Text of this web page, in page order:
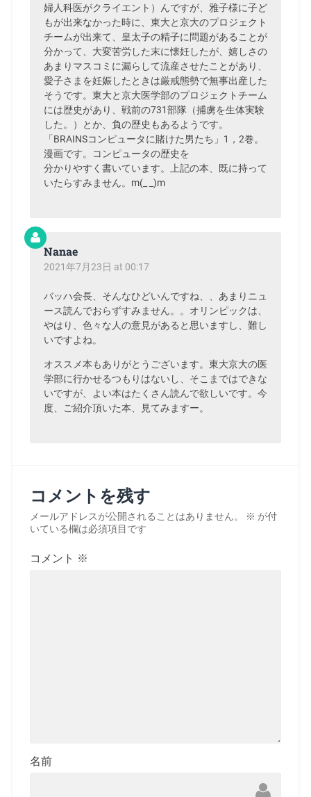
婦人科医がクライエント）んですが、雅子様に子ど
もが出来なかった時に、東大と京大のプロジェクト
チームが出来て、皇太子の精子に問題があることが
分かって、大変苦労した末に懐妊したが、嬉しさの
あまりマスコミに漏らして流産させたことがあり、
愛子さまを妊娠したときは厳戒態勢で無事出産した
そうです。東大と京大医学部のプロジェクトチーム
には歴史があり、戦前の731部隊（捕虜を生体実験
した。）とか、負の歴史もあるようです。
「BRAINSコンピュータに賭けた男たち」1，2巻。
漫画です。コンピュータの歴史を
分かりやすく書いています。上記の本、既に持って
いたらすみません。m(_ _)m
Nanae
2021年7月23日 at 00:17
バッハ会長、そんなひどいんですね、、あまりニュ
ース読んでおらずすみません。。オリンピックは、
やはり、色々な人の意見があると思いますし、難し
いですよね。
オススメ本もありがとうございます。東大京大の医
学部に行かせるつもりはないし、そこまではできな
いですが、よい本はたくさん読んで欲しいです。今
度、ご紹介頂いた本、見てみますー。
コメントを残す
メールアドレスが公開されることはありません。 ※ が付
いている欄は必須項目です
コメント ※
名前